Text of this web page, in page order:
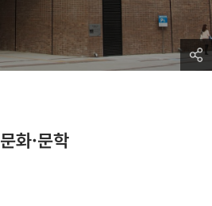
문화·문학